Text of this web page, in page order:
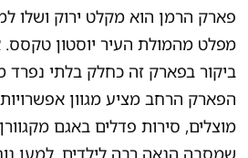
פארק הרמן הוא מקלט ירוק ושלו
מפלט מהמולת העיר יוסטון טקסס.
ביקור בפארק זה כחלק בלתי נפרד
הפארק הרחב מציע מגוון אפשרויות,
מוצלים, סירות פדלים באגם
שמסבה הנאה רבה לילדים. למען